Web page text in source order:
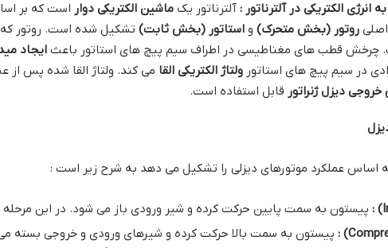
انرژی الکتریکی در آلترناتور :آلترناتور یکماشین الکتریکی دوار است که بر
اصلیروتور (بخش متحرک) واستاتور (بخش ثابت) تشکیل شده است. روتور
چرخش قطب های مغناطیسی در اطراف سیم پیچ های استاتور باعثایجاد
در سیم پیچ های استاتورولتاژ الکتریکی القا می کند. ولتاژ القا شده پس از
خروجی دیزل ژنراتور قابل استفاده است.
اساس عملکرد موتورهای دیزلی را تشکیل می دهد به شرح زیر است :
: پیستون به سمت پایین حرکت کرده و شیر ورودی باز می شود. در این
: پیستون به سمت بالا حرکت کرده و شیرهای ورودی و خروجی بسته